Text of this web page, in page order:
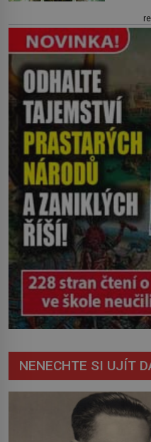
pod ní
břehu
Ruža
NENECHTE SI UJÍT